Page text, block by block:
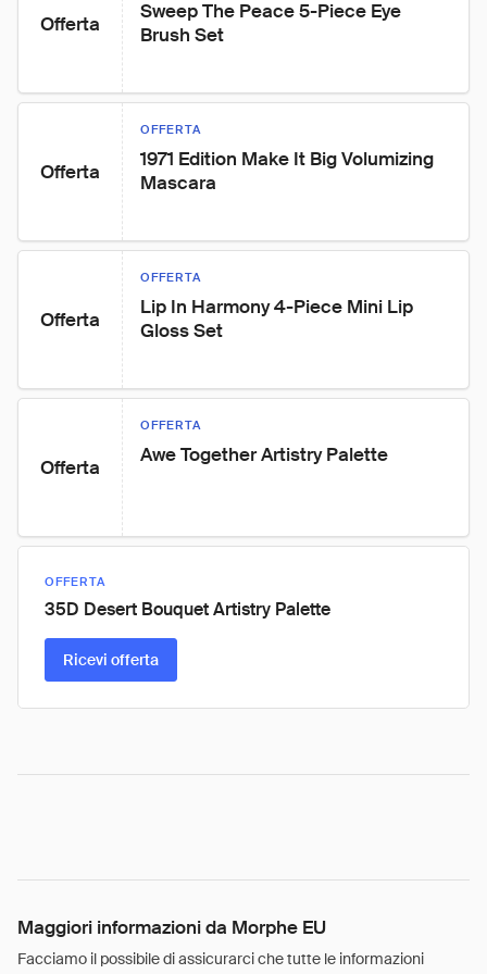
Offerta
Sweep The Peace 5-Piece Eye
Brush Set
Offerta
OFFERTA
1971 Edition Make It Big Volumizing
Mascara
Offerta
OFFERTA
Lip In Harmony 4-Piece Mini Lip
Gloss Set
Offerta
OFFERTA
Awe Together Artistry Palette
OFFERTA
35D Desert Bouquet Artistry Palette
Ricevi offerta
Maggiori informazioni da Morphe EU
Facciamo il possibile di assicurarci che tutte le informazioni